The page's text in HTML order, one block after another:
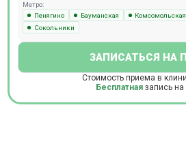
Метро:
Пенягино
Бауманская Комсомольская
Сокольники
ЗАПИСАТЬСЯ НА
Стоимость приема в
Бесплатная запись